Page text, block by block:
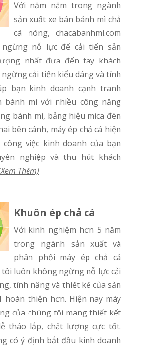
Với năm năm trong ngành
sản xuất xe bán bánh mì chả
cá nóng, chacabanhmi.com
nỗ lực để cải tiến sản
nhất đưa đến tay khách
ngừng cải tiến kiểu dáng và tính
bạn kinh doanh cạnh tranh
bánh mì với nhiều công năng
bánh mì, bảng hiệu mica đèn
bên cánh, máy ép chả cá hiện
công việc kinh doanh của bạn
nghiệp và thu hút khách
Thêm)
Khuôn ép chả cá
Với kinh nghiệm hơn 5 năm
trong ngành sản xuất và
phân phối máy ép chả cá
luôn không ngừng nỗ lực cải
tính năng và thiết kế của sản
hoàn thiện hơn. Hiện nay máy
của chúng tôi mang thiết kết
tháo lắp, chất lượng cực tốt.
có ý định bắt đầu kinh doanh